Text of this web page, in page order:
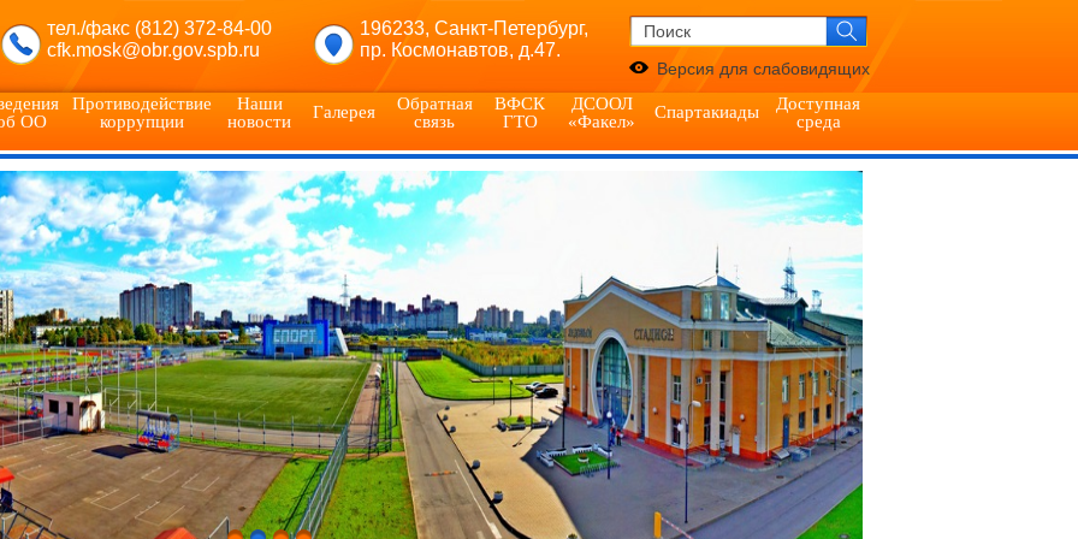
тел./факс (812) 372-84-00
cfk.mosk@obr.gov.spb.ru
196233, Санкт-Петербург,
пр. Космонавтов, д.47.
Версия для слабовидящих
ОО
Противодействие
коррупции
Наши
новости
Галерея
Обратная
связь
ВФСК
ГТО
ДСООЛ
«Факел»
Спартакиады
Доступная
среда